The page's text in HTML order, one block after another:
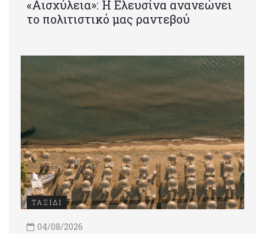
«Αισχύλεια»: Η Ελευσίνα ανανεώνει
το πολιτιστικό μας ραντεβού
ΤΑΞΙΔΙ
04/08/2026